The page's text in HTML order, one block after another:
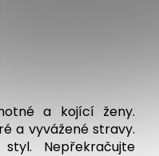
a kojící ženy.
a vyvážené stravy.
Nepřekračujte